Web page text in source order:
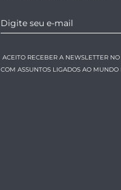
ACEITO RECEBER A NEWSLETTER
COM ASSUNTOS LIGADOS AO MUNDO